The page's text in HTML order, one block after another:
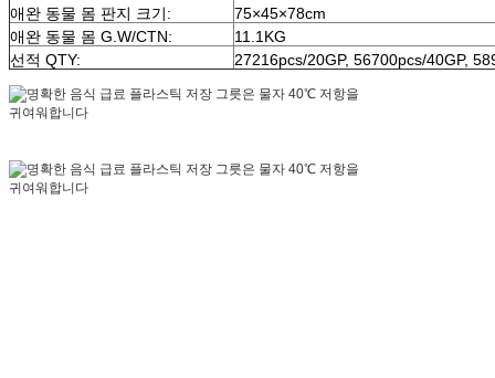
애완 동물 몸 판지 크기:
75×45×78cm
애완 동물 몸 G.W/CTN:
11.1KG
선적 QTY:
27216pcs/20GP, 56700pcs/40GP,